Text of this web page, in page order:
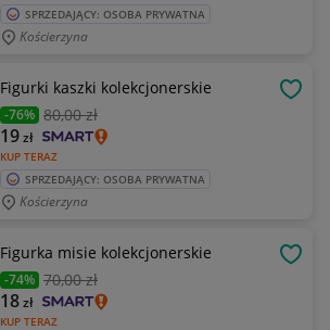
SPRZEDAJĄCY: OSOBA PRYWATNA
Kościerzyna
Figurki kaszki kolekcjonerskie
-76% 80,00 zł
KUP TERAZ
19zł
SPRZEDAJĄCY: OSOBA PRYWATNA
Kościerzyna
Figurka misie kolekcjonerskie
-74% 70,00 zł
KUP TERAZ
18zł